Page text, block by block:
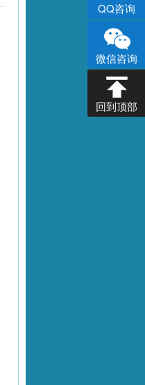
QQ咨询
微信咨询
回到顶部